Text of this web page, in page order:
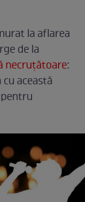
la aflarea
de la
necruțătoare:
această